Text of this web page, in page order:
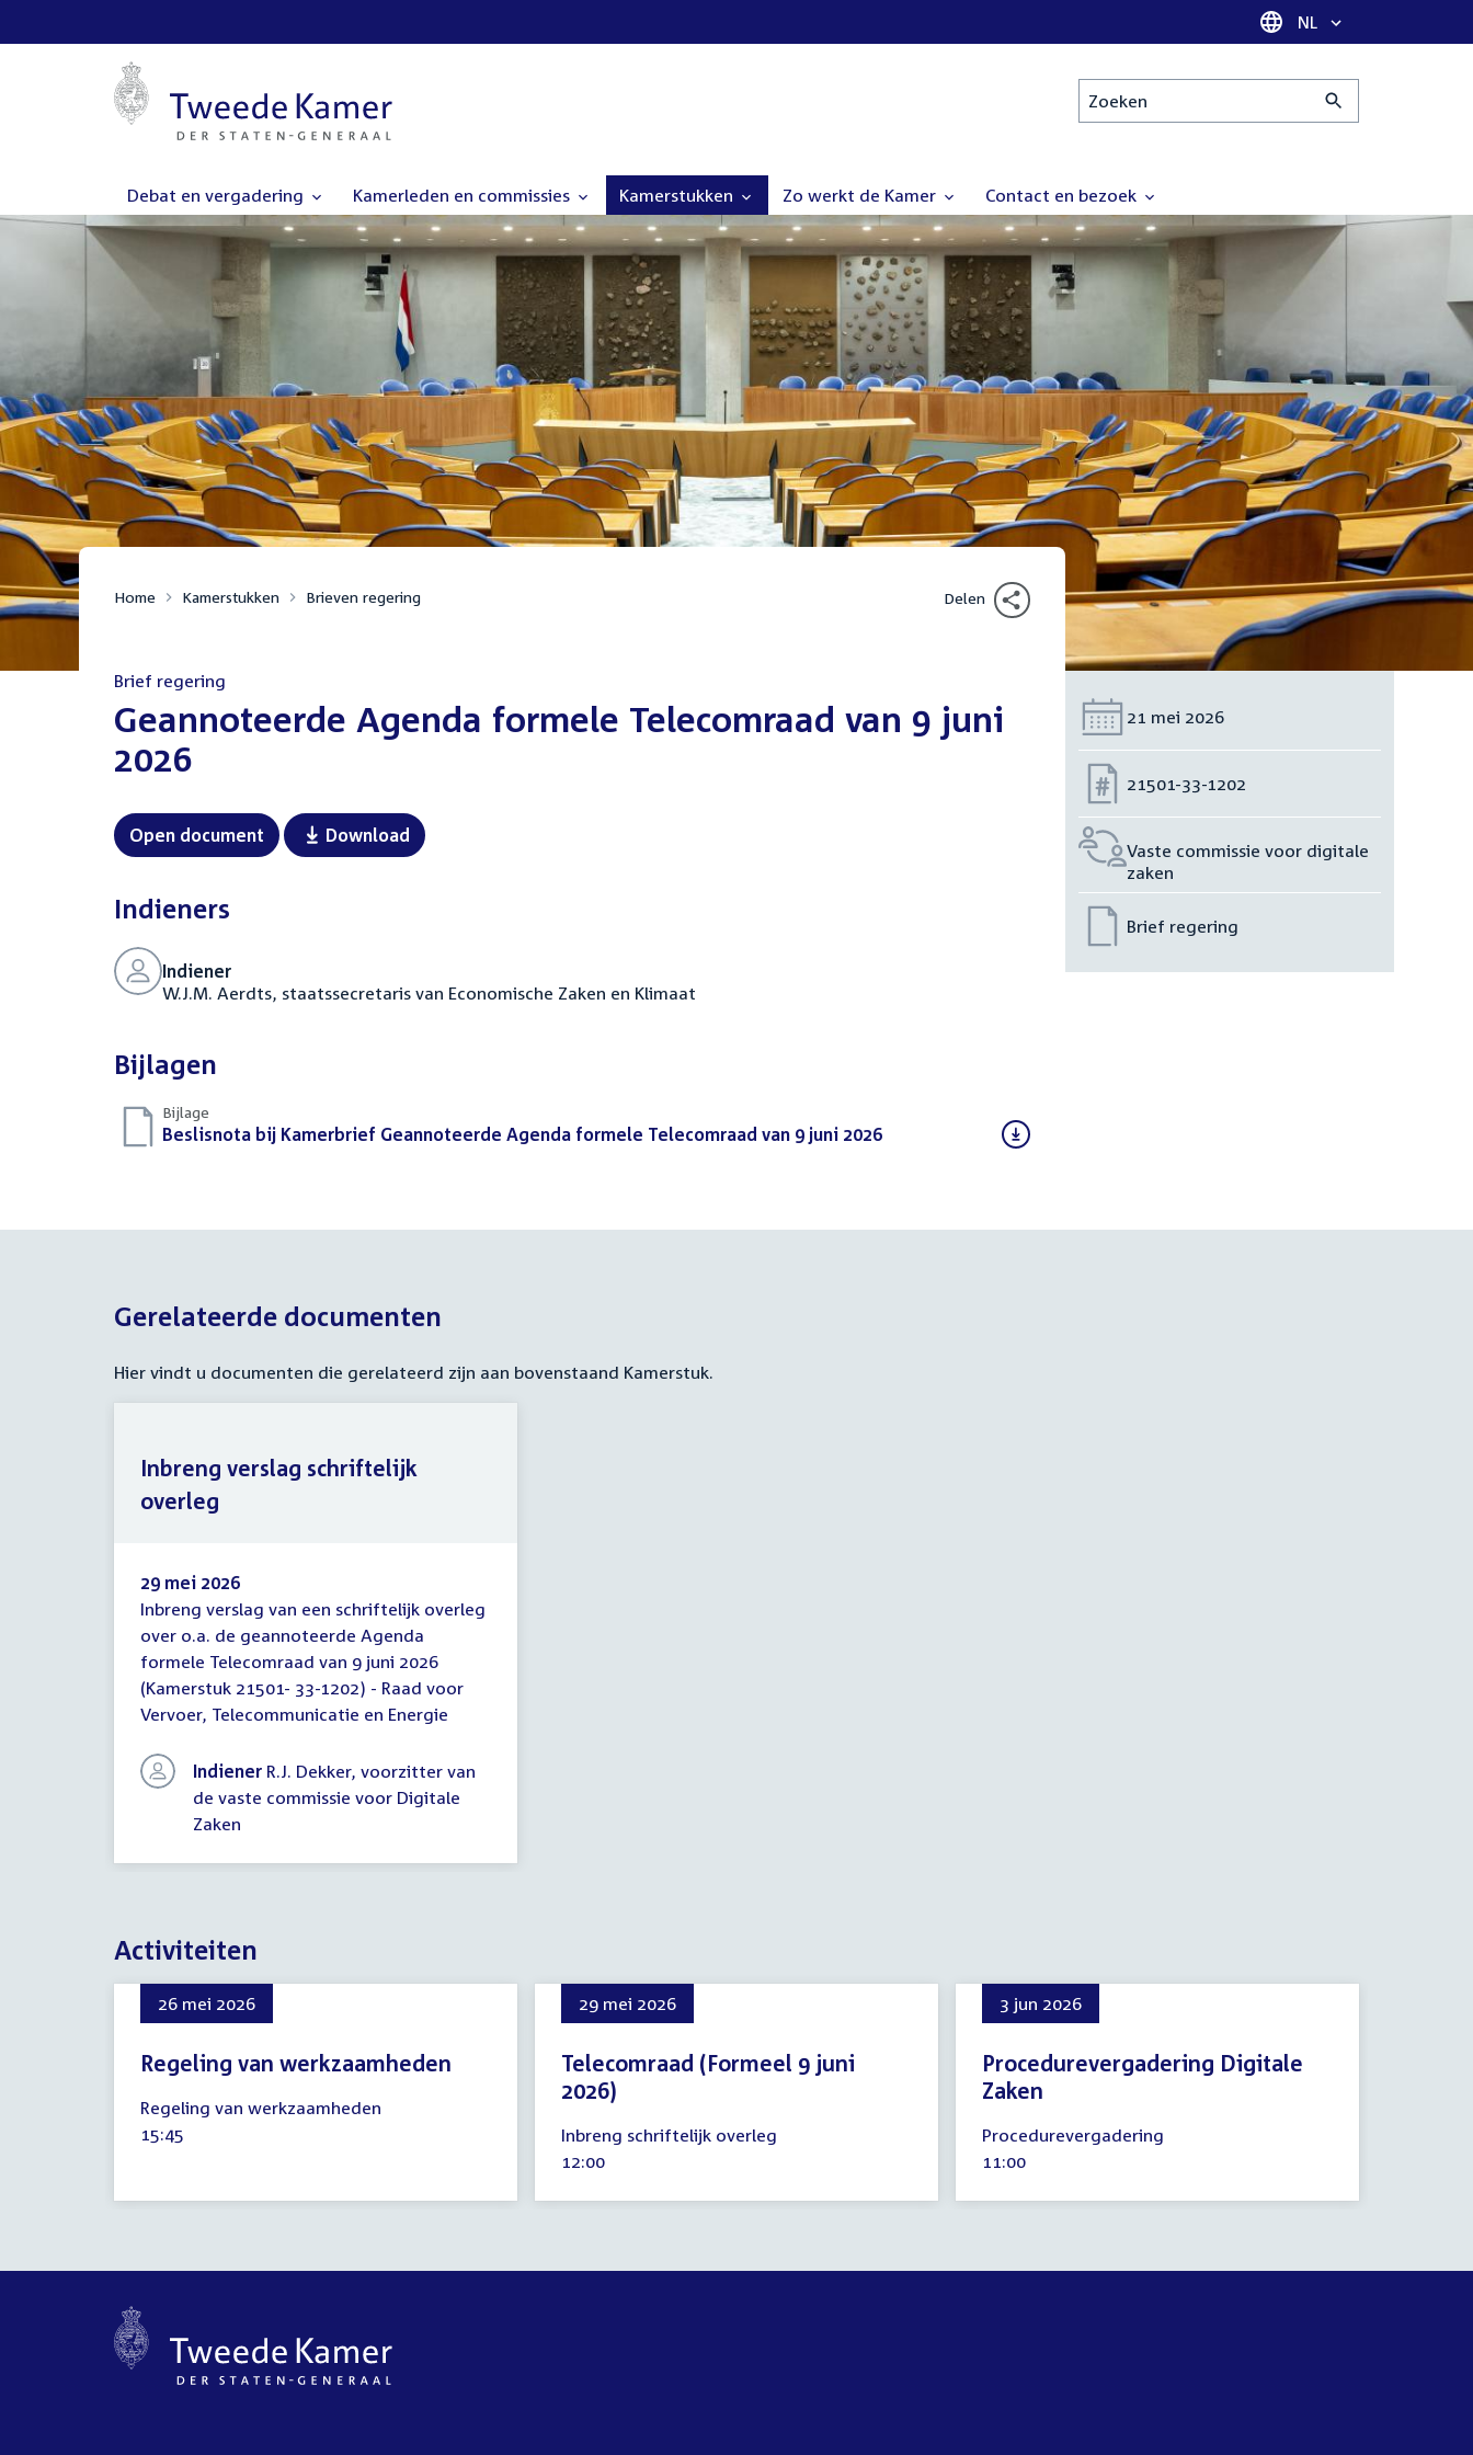
Taal selectie
NL
Zoeken
Debat en vergadering Kamerleden en commissies Kamerstukken Zo werkt de Kamer Contact en bezoek
Home Kamerstukken Brieven regering Delen
Brief regering
:Geannoteerde Agenda formele Telecomraad van 9 juni
2026
Open document Download
Indieners
Indiener
W.J.M. Aerdts, staatssecretaris van Economische Zaken en Klimaat
Bijlagen
Bijlage
Download
Beslisnota bij Kamerbrief Geannoteerde Agenda formele Telecomraad van 9 juni 2026
Datum:
21 mei 2026
Nummer:
21501-33-1202
Vaste commissie voor digitale
zaken
Brief regering
Gerelateerde documenten
Hier vindt u documenten die gerelateerd zijn aan bovenstaand Kamerstuk.
Inbreng
verslag
schriftelijk
overleg
29 mei 2026
Inbreng verslag van een schriftelijk overleg
over o.a. de geannoteerde Agenda
formele Telecomraad van 9 juni 2026
(Kamerstuk 21501- 33-1202) - Raad voor
Vervoer, Telecommunicatie en Energie
Indiener R.J. Dekker, voorzitter van
de vaste commissie voor Digitale
Zaken
Inbreng verslag schriftelijk
overleg
Activiteiten
26 mei 2026
Regeling van werkzaamheden
mei
2026
Regeling van werkzaamheden
Tijd
15:45
29 mei 2026
Telecomraad (Formeel 9 juni
2026)
mei
2026
Inbreng schriftelijk overleg
Tijd
12:00
3 jun 2026
Procedurevergadering Digitale
Zaken
juni
2026
Procedurevergadering
Tijd
11:00